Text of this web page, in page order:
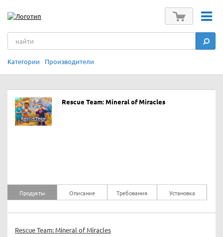
Категории Производители
Rescue Team: Mineral of Miracles
Продукты Описание Требования Установка
Rescue Team: Mineral of Miracles